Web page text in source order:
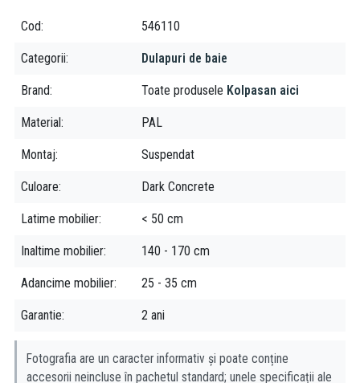
Cod 546110
Categorii Dulapuri de baie
Brand Toate produsele Kolpasan aici
Material PAL
Montaj Suspendat
Culoare Dark Concrete
Latime mobilier < 50 cm
Inaltime mobilier 140 - 170 cm
Adancime mobilier 25 - 35 cm
Garantie 2 ani
Fotografia are un caracter informativ și poate conține
accesorii neincluse în pachetul standard; unele specificații ale